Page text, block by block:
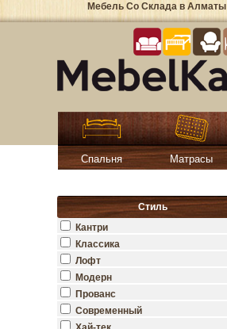
Мебель Со Склада в Алматы
Спальня Матрасы
Стиль
Кантри
Классика
Лофт
Модерн
Прованс
Современный